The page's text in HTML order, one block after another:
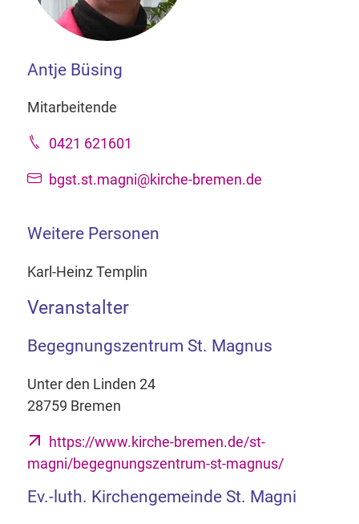
Antje Büsing
Mitarbeitende
0421 621601
bgst.st.magni@kirche-bremen.de
Weitere Personen
Karl-Heinz Templin
Veranstalter
Begegnungszentrum St. Magnus
Unter den Linden 24
28759 Bremen
https://www.kirche-bremen.de/st-
magni/begegnungszentrum-st-magnus/
Ev.-luth. Kirchengemeinde St. Magni